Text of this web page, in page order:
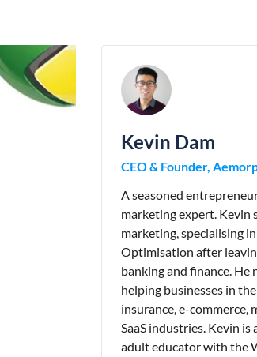
Kevin Dam
CEO & Founder,
A seasoned
marketing expert. Kevin
marketing, specialising
Optimisation after
banking and finance. He
helping businesses in
insurance, e-commerce,
SaaS industries. Kevin is
adult educator with the